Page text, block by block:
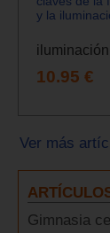
10.95 €
Ver más
Gimnasia